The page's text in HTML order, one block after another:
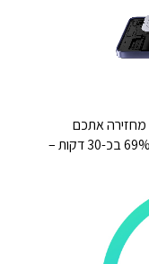
מחזירה אתכם
להספק מלא בזמן קצר – טעינה של עד 69% בכ-30 דקות –